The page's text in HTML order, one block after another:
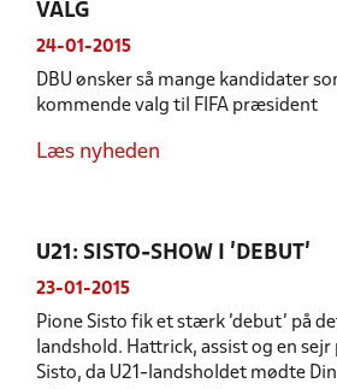
VALG
24-01-2015
DBU ønsker så mange kandidater
kommende valg til FIFA præsident
Læs nyheden
U21: SISTO-SHOW I ’DEBUT’
23-01-2015
Pione Sisto fik et stærk ’debut’ på
landshold. Hattrick, assist og en
Sisto, da U21-landsholdet mødte